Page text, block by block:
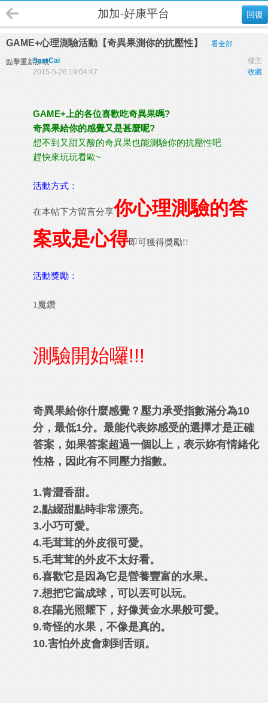
回復
加加-好康平台
GAME+心理測驗活動【奇異果測你的抗壓性】 看全部
點擊重新加載 樓主
SamCai
收藏
2015-5-26 19:04:47
GAME+上的各位喜歡吃奇異果嗎?
奇異果給你的感覺又是甚麼呢?
想不到又甜又酸的奇異果也能測驗你的抗壓性吧
趕快來玩玩看歐~
活動方式：
在本帖下方留言分享你心理測驗的答
案或是心得即可獲得獎勵!!
活動獎勵：
1魔鑽
測驗開始囉!!!
奇異果給你什麼感覺？壓力承受指數滿分為10
分，最低1分。最能代表妳感受的選擇才是正確
答案，如果答案超過一個以上，表示妳有情緒化
性格，因此有不同壓力指數。
1.青澀香甜。
2.點綴甜點時非常漂亮。
3.小巧可愛。
4.毛茸茸的外皮很可愛。
5.毛茸茸的外皮不太好看。
6.喜歡它是因為它是營養豐富的水果。
7.想把它當成球，可以丟可以玩。
8.在陽光照耀下，好像黃金水果般可愛。
9.奇怪的水果，不像是真的。
10.害怕外皮會刺到舌頭。